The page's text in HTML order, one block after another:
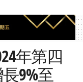
年第四
9%至